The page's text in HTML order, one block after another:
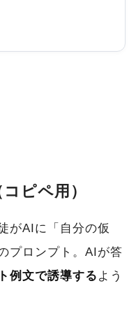
ピペ用）
がAIに「自分の仮
プロンプト。AIが答
例文で誘導する よう